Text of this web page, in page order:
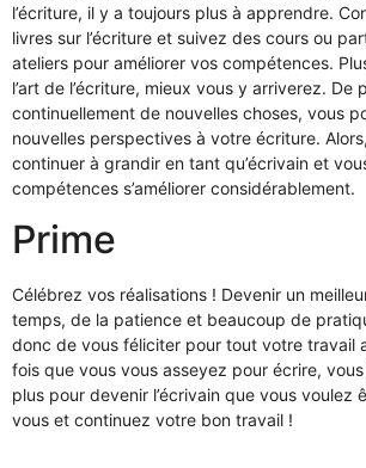
l’écriture, il y a toujours plus à apprendre.
livres sur l’écriture et suivez des cours ou
ateliers pour améliorer vos compétences.
l’art de l’écriture, mieux vous y arriverez. De
continuellement de nouvelles choses, vous
nouvelles perspectives à votre écriture.
continuer à grandir en tant qu’écrivain et
compétences s’améliorer considérablement.
Prime
Célébrez vos réalisations ! Devenir un
temps, de la patience et beaucoup de
donc de vous féliciter pour tout votre travail
fois que vous vous asseyez pour écrire,
plus pour devenir l’écrivain que vous voulez
vous et continuez votre bon travail !